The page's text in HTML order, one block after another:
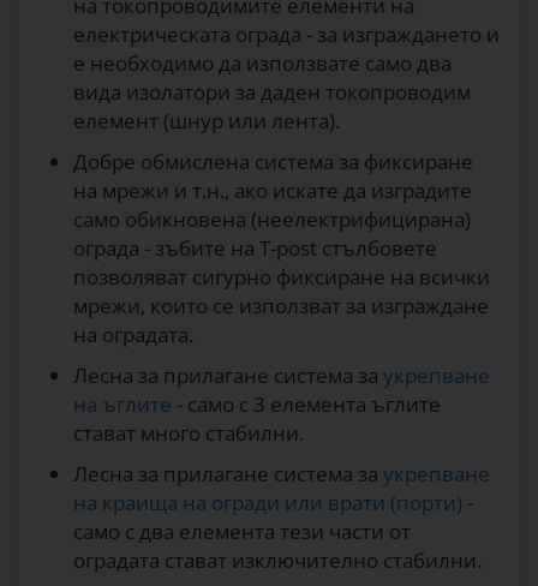
електрическата ограда - за изграждането и
е необходимо да използвате само два
вида изолатори за даден токопроводим
елемент (шнур или лента).
Добре обмислена система за фиксиране
на мрежи и т.н., ако искате да изградите
само обикновена (неелектрифицирана)
ограда - зъбите на T-post стълбовете
позволяват сигурно фиксиране на всички
мрежи, които се използват за изграждане
на оградата.
Лесна за прилагане система за укрепване
на ъглите - само с 3 елемента ъглите
стават много стабилни.
Лесна за прилагане система за укрепване
на краища на огради или врати (порти) -
само с два елемента тези части от
оградата стават изключително стабилни.